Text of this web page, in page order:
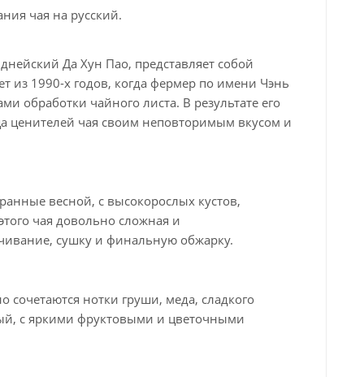
чая на русский.
Да Хун Пао, представляет собой
из 1990-х годов, когда фермер по имени Чэнь
обработки чайного листа. В результате его
ценителей чая своим неповторимым вкусом и
весной, с высокорослых кустов,
чая довольно сложная и
сушку и финальную обжарку.
нотки груши, меда, сладкого
с яркими фруктовыми и цветочными